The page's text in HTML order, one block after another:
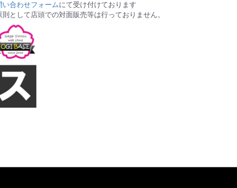
い合わせフォームにて受け付けております
として店頭での対面販売等は行っておりません。